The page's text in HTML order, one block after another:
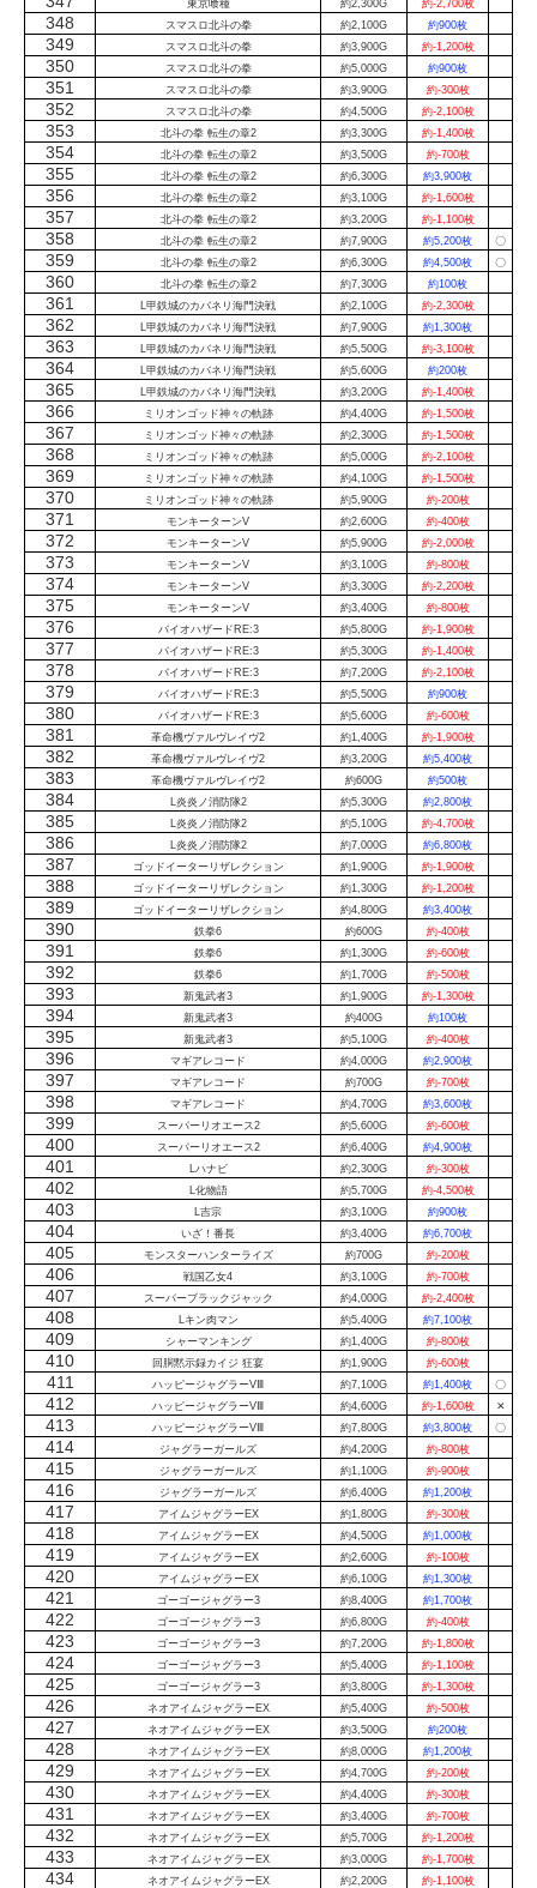
東京喰種 約2,300G 約-2,700枚
348 スマスロ北斗の拳 約2,100G 約900枚
349 スマスロ北斗の拳 約3,900G 約-1,200枚
350 スマスロ北斗の拳 約5,000G 約900枚
351 スマスロ北斗の拳 約3,900G 約-300枚
352 スマスロ北斗の拳 約4,500G 約-2,100枚
353 北斗の拳 転生の章2 約3,300G 約-1,400枚
354 北斗の拳 転生の章2 約3,500G 約-700枚
355 北斗の拳 転生の章2 約6,300G 約3,900枚
356 北斗の拳 転生の章2 約3,100G 約-1,600枚
357 北斗の拳 転生の章2 約3,200G 約-1,100枚
358 北斗の拳 転生の章2 約7,900G 約5,200枚 〇
359 北斗の拳 転生の章2 約6,300G 約4,500枚 〇
360 北斗の拳 転生の章2 約7,300G 約100枚
361 L甲鉄城のカバネリ海門決戦 約2,100G 約-2,300枚
362 L甲鉄城のカバネリ海門決戦 約7,900G 約1,300枚
363 L甲鉄城のカバネリ海門決戦 約5,500G 約-3,100枚
364 L甲鉄城のカバネリ海門決戦 約5,600G 約200枚
365 L甲鉄城のカバネリ海門決戦 約3,200G 約-1,400枚
366 ミリオンゴッド神々の軌跡 約4,400G 約-1,500枚
367 ミリオンゴッド神々の軌跡 約2,300G 約-1,500枚
368 ミリオンゴッド神々の軌跡 約5,000G 約-2,100枚
369 ミリオンゴッド神々の軌跡 約4,100G 約-1,500枚
370 ミリオンゴッド神々の軌跡 約5,900G 約-200枚
371 モンキーターンV 約2,600G 約-400枚
372 モンキーターンV 約5,900G 約-2,000枚
373 モンキーターンV 約3,100G 約-800枚
374 モンキーターンV 約3,300G 約-2,200枚
375 モンキーターンV 約3,400G 約-800枚
376 バイオハザードRE:3 約5,800G 約-1,900枚
377 バイオハザードRE:3 約5,300G 約-1,400枚
378 バイオハザードRE:3 約7,200G 約-2,100枚
379 バイオハザードRE:3 約5,500G 約900枚
380 バイオハザードRE:3 約5,600G 約-600枚
381 革命機ヴァルヴレイヴ2 約1,400G 約-1,900枚
382 革命機ヴァルヴレイヴ2 約3,200G 約5,400枚
383 革命機ヴァルヴレイヴ2 約600G 約500枚
384 L炎炎ノ消防隊2 約5,300G 約2,800枚
385 L炎炎ノ消防隊2 約5,100G 約-4,700枚
386 L炎炎ノ消防隊2 約7,000G 約6,800枚
387 ゴッドイーターリザレクション 約1,900G 約-1,900枚
388 ゴッドイーターリザレクション 約1,300G 約-1,200枚
389 ゴッドイーターリザレクション 約4,800G 約3,400枚
390 鉄拳6 約600G 約-400枚
391 鉄拳6 約1,300G 約-600枚
392 鉄拳6 約1,700G 約-500枚
393 新鬼武者3 約1,900G 約-1,300枚
394 新鬼武者3 約400G 約100枚
395 新鬼武者3 約5,100G 約-400枚
396 マギアレコード 約4,000G 約2,900枚
397 マギアレコード 約700G 約-700枚
398 マギアレコード 約4,700G 約3,600枚
399 スーパーリオエース2 約5,600G 約-600枚
400 スーパーリオエース2 約6,400G 約4,900枚
401 Lハナビ 約2,300G 約-300枚
402 L化物語 約5,700G 約-4,500枚
403 L吉宗 約3,100G 約900枚
404 いざ！番長 約3,400G 約6,700枚
405 モンスターハンターライズ 約700G 約-200枚
406 戦国乙女4 約3,100G 約-700枚
407 スーパーブラックジャック 約4,000G 約-2,400枚
408 Lキン肉マン 約5,400G 約7,100枚
409 シャーマンキング 約1,400G 約-800枚
410 回胴黙示録カイジ 狂宴 約1,900G 約-600枚
411 ハッピージャグラーVⅢ 約7,100G 約1,400枚 〇
412 ハッピージャグラーVⅢ 約4,600G 約-1,600枚 ✕
413 ハッピージャグラーVⅢ 約7,800G 約3,800枚 〇
414 ジャグラーガールズ 約4,200G 約-800枚
415 ジャグラーガールズ 約1,100G 約-900枚
416 ジャグラーガールズ 約6,400G 約1,200枚
417 アイムジャグラーEX 約1,800G 約-300枚
418 アイムジャグラーEX 約4,500G 約1,000枚
419 アイムジャグラーEX 約2,600G 約-100枚
420 アイムジャグラーEX 約6,100G 約1,300枚
421 ゴーゴージャグラー3 約8,400G 約1,700枚
422 ゴーゴージャグラー3 約6,800G 約-400枚
423 ゴーゴージャグラー3 約7,200G 約-1,800枚
424 ゴーゴージャグラー3 約5,400G 約-1,100枚
425 ゴーゴージャグラー3 約3,800G 約-1,300枚
426 ネオアイムジャグラーEX 約5,400G 約-500枚
427 ネオアイムジャグラーEX 約3,500G 約200枚
428 ネオアイムジャグラーEX 約8,000G 約1,200枚
429 ネオアイムジャグラーEX 約4,700G 約-200枚
430 ネオアイムジャグラーEX 約4,400G 約-300枚
431 ネオアイムジャグラーEX 約3,400G 約-700枚
432 ネオアイムジャグラーEX 約5,700G 約-1,200枚
433 ネオアイムジャグラーEX 約3,000G 約-1,700枚
434 ネオアイムジャグラーEX 約2,200G 約-1,100枚